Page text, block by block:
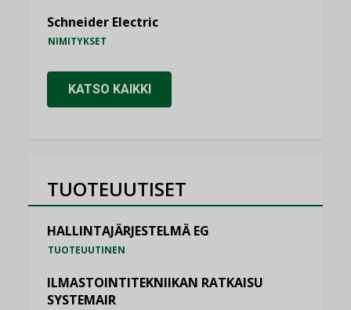
Schneider Electric
NIMITYKSET
KATSO KAIKKI
TUOTEUUTISET
HALLINTAJÄRJESTELMÄ EG
TUOTEUUTINEN
ILMASTOINTITEKNIIKAN RATKAISU
SYSTEMAIR